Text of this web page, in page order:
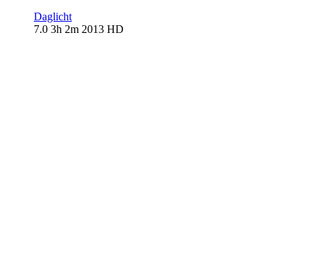
Daglicht
7.0 3h 2m 2013 HD